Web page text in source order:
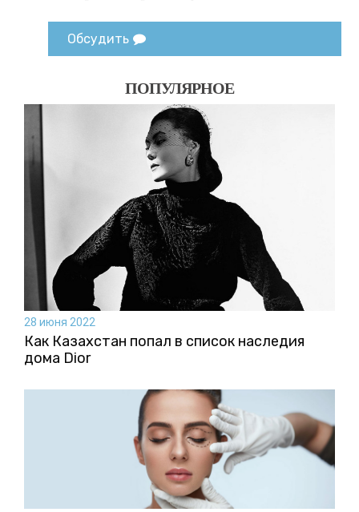
Обсудить
ПОПУЛЯРНОЕ
28 июня 2022
Как Казахстан попал в список наследия
дома Dior